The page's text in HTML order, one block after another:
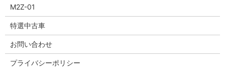
M2Z-01
特選中古車
お問い合わせ
プライバシーポリシー